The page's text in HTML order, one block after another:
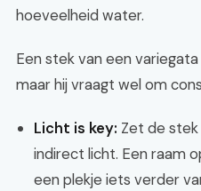
hoeveelheid water.
Een stek van een
maar hij vraagt wel om
Licht is key: Zet de
indirect licht. Een raam
een plekje iets verder